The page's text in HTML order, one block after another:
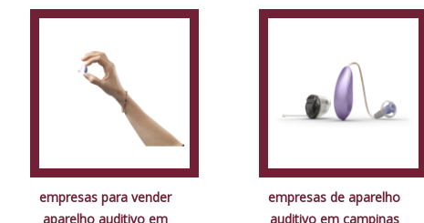
empresas para vender
aparelho auditivo em
empresas de aparelho
auditivo em campinas